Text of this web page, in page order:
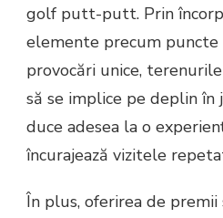
golf putt-putt. Prin
elemente precum puncte
provocări unice,
să se implice pe deplin în
duce adesea la o
încurajează vizitele
În plus, oferirea de